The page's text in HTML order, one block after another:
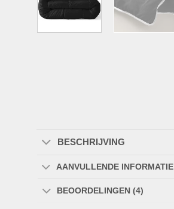
BESCHRIJVING
AANVULLENDE INFORMATIE
BEOORDELINGEN (4)